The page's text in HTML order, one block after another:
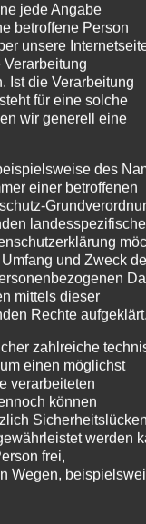
energieeffizient
müssen wir
jede Angabe
betroffene Person
unsere
Ist die Verarbeitung
für eine solche
wir generell eine
des
einer betroffenen
und Zweck
mittels dieser
Rechte aufgeklärt.
zahlreiche
einen möglichst
verarbeiteten
können
Sicherheitslücken
werden
frei,
Wegen,